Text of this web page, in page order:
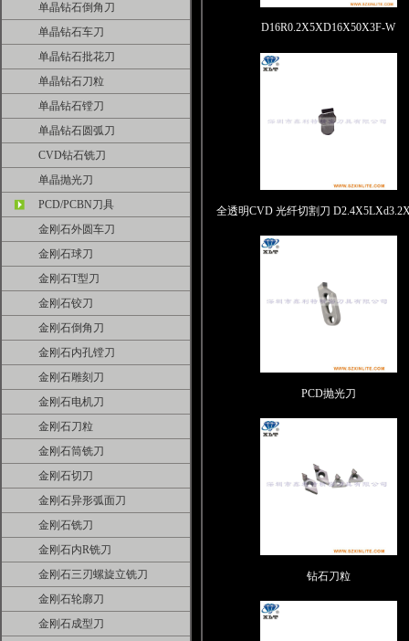
单晶钻石倒角刀
单晶钻石车刀
单晶钻石批花刀
单晶钻石刀粒
单晶钻石镗刀
单晶钻石圆弧刀
CVD钻石铣刀
单晶抛光刀
PCD/PCBN刀具
金刚石外圆车刀
金刚石球刀
金刚石T型刀
金刚石铰刀
金刚石倒角刀
金刚石内孔镗刀
金刚石雕刻刀
金刚石电机刀
金刚石刀粒
金刚石筒铣刀
金刚石切刀
金刚石异形弧面刀
金刚石铣刀
金刚石内R铣刀
金刚石三刃螺旋立铣刀
金刚石轮廓刀
金刚石成型刀
D16R0.2X5XD16X50X3F-W
全透明CVD 光纤切割刀
PCD抛光刀
钻石刀粒